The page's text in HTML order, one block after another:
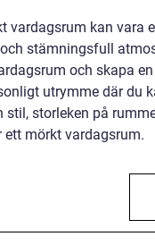
vardagsrum kan vara
stämningsfull
och skapa
utrymme där du
stil, storleken på
ett mörkt vardagsrum.